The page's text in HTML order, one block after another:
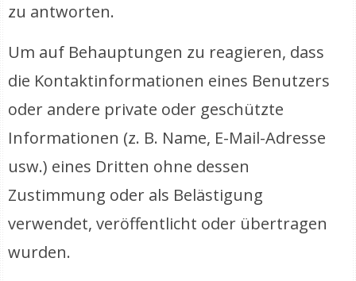
zu antworten.
Um auf Behauptungen zu reagieren, dass
die Kontaktinformationen eines Benutzers
oder andere private oder geschützte
Informationen (z. B. Name, E-Mail-Adresse
usw.) eines Dritten ohne dessen
Zustimmung oder als Belästigung
verwendet, veröffentlicht oder übertragen
wurden.